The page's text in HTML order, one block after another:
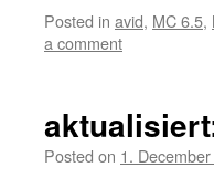
Posted in avid, MC 6.5,
a comment
Posted on 1.